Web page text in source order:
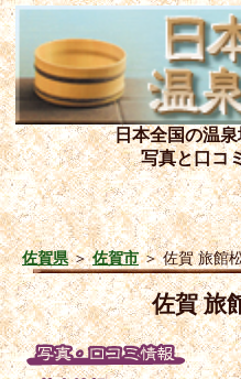
日本全国の温
写真と口コ
佐賀県＞佐賀市＞佐賀 旅館
佐賀 旅